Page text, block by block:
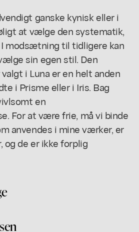
ganske kynisk eller i
at vælge den systematik,
modsætning til tidligere kan
sin egen stil. Den
i Luna er en helt anden
i Prisme eller i Iris. Bag
en
For at være frie, må vi binde
anvendes i mine værker, er
de er ikke forplig